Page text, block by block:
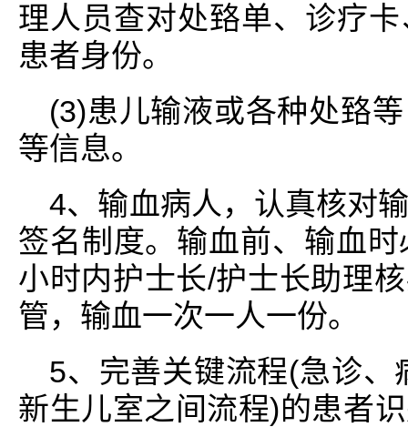
理人员查对处臵单、诊疗
患者身份。
(3)患儿输液或各种处臵
等信息。
4、输血病人，认真核对
签名制度。输血前、输血
小时内护士长/护士长助理
管，输血一次一人一份。
5、完善关键流程(急诊
新生儿室之间流程)的患者